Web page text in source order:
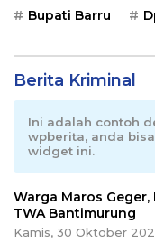
Bupati Barru
Berita Kriminal
Ini adalah contoh
wpberita, anda
widget ini.
Warga Maros
TWA Bantimurung
Kamis, 30 Oktober